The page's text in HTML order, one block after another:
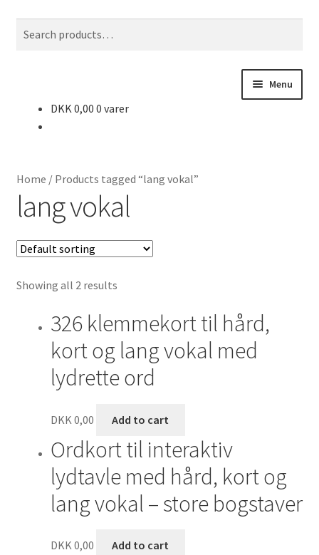
Menu
Matematik
Klassefiduser
Lærerfiduser
DKK 0,00 0 varer
Home / Products tagged “lang vokal”
lang vokal
Showing all 2 results
326 klemmekort til hård,
kort og lang vokal med
lydrette ord
DKK 0,00 Add to cart
Ordkort til interaktiv
lydtavle med hård, kort og
lang vokal – store bogstaver
DKK 0,00 Add to cart